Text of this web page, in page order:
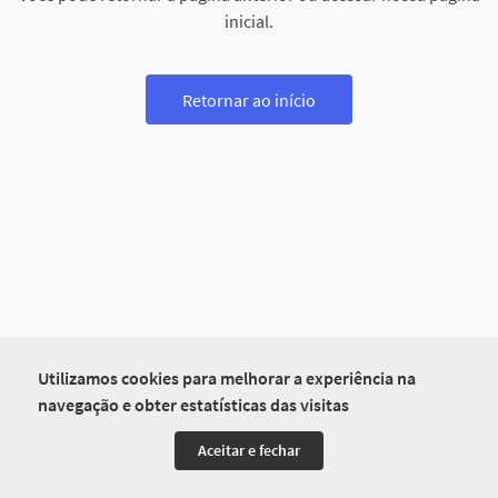
Utilizamos cookies para melhorar a experiência na
navegação e obter estatísticas das visitas
Aceitar e fechar
inicial.
Retornar ao início